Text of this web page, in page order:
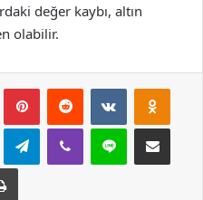
değer kaybı, altın
olabilir.
PinterestReddit VKontakte
TelegramViber Line E-Posta ile
Yazdır